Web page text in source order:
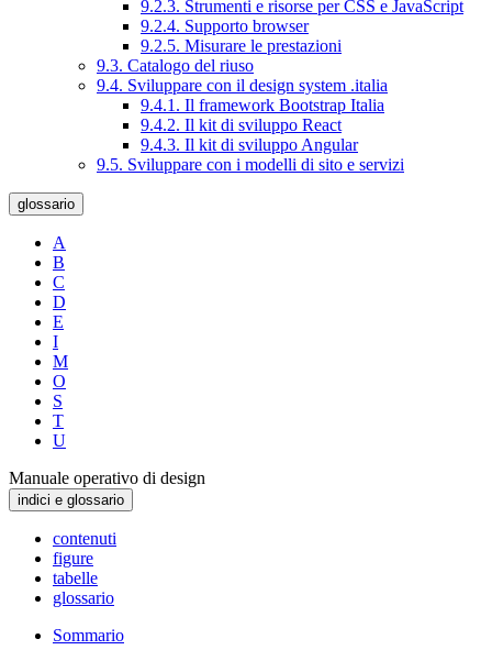
9.2.3. Strumenti e risorse per CSS e JavaScript
9.2.4. Supporto browser
9.2.5. Misurare le prestazioni
9.3. Catalogo del riuso
9.4. Sviluppare con il design system .italia
9.4.1. Il framework Bootstrap Italia
9.4.2. Il kit di sviluppo React
9.4.3. Il kit di sviluppo Angular
9.5. Sviluppare con i modelli di sito e servizi
glossario
A
B
C
D
E
I
M
O
S
T
U
Manuale operativo di design
indici e glossario
contenuti
figure
tabelle
glossario
Sommario